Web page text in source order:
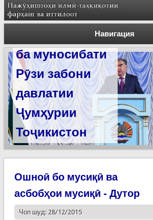
Навигация
Суханронии
Пешвои миллат
ба муносибати
Рӯзи забони
давлатии
Ҷумҳурии
Тоҷикистон
Ошноӣ бо мусиқӣ ва
асбобҳои мусиқӣ - Дутор
Чоп шуд: 28/12/2015